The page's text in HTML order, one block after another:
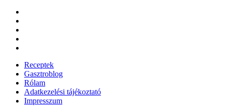
Receptek
Gasztroblog
Rólam
Adatkezelési tájékoztató
Impresszum